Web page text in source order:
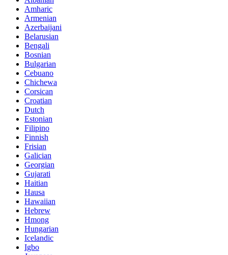
Amharic
Armenian
Azerbaijani
Belarusian
Bengali
Bosnian
Bulgarian
Cebuano
Chichewa
Corsican
Croatian
Dutch
Estonian
Filipino
Finnish
Frisian
Galician
Georgian
Gujarati
Haitian
Hausa
Hawaiian
Hebrew
Hmong
Hungarian
Icelandic
Igbo